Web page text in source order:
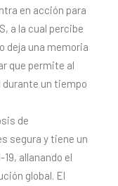
en acción para
a la cual percibe
deja una memoria
que permite al
un tiempo
de
segura y tiene un
allanando el
global. El